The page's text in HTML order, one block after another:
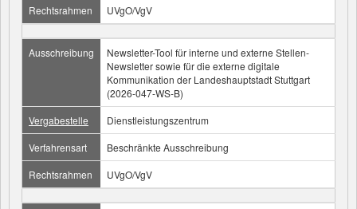
Rechtsrahmen UVgO/VgV
Ausschreibung
Newsletter-Tool für interne und externe Stellen-
Newsletter sowie für die externe digitale
Kommunikation der Landeshauptstadt Stuttgart
(2026-047-WS-B)
Vergabestelle
Dienstleistungszentrum
Verfahrensart
Beschränkte Ausschreibung
Rechtsrahmen
UVgO/VgV